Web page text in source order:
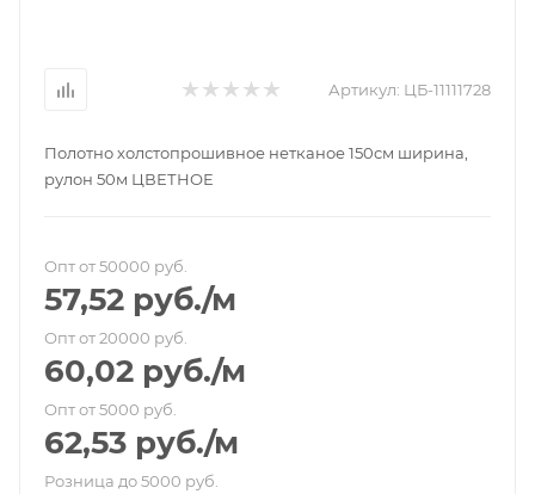
Артикул: ЦБ-11111728
Полотно холстопрошивное нетканое 150см ширина,
рулон 50м ЦВЕТНОЕ
Опт от 50000 руб.
57,52 руб./м
Опт от 20000 руб.
60,02 руб./м
Опт от 5000 руб.
62,53 руб./м
Розница до 5000 руб.